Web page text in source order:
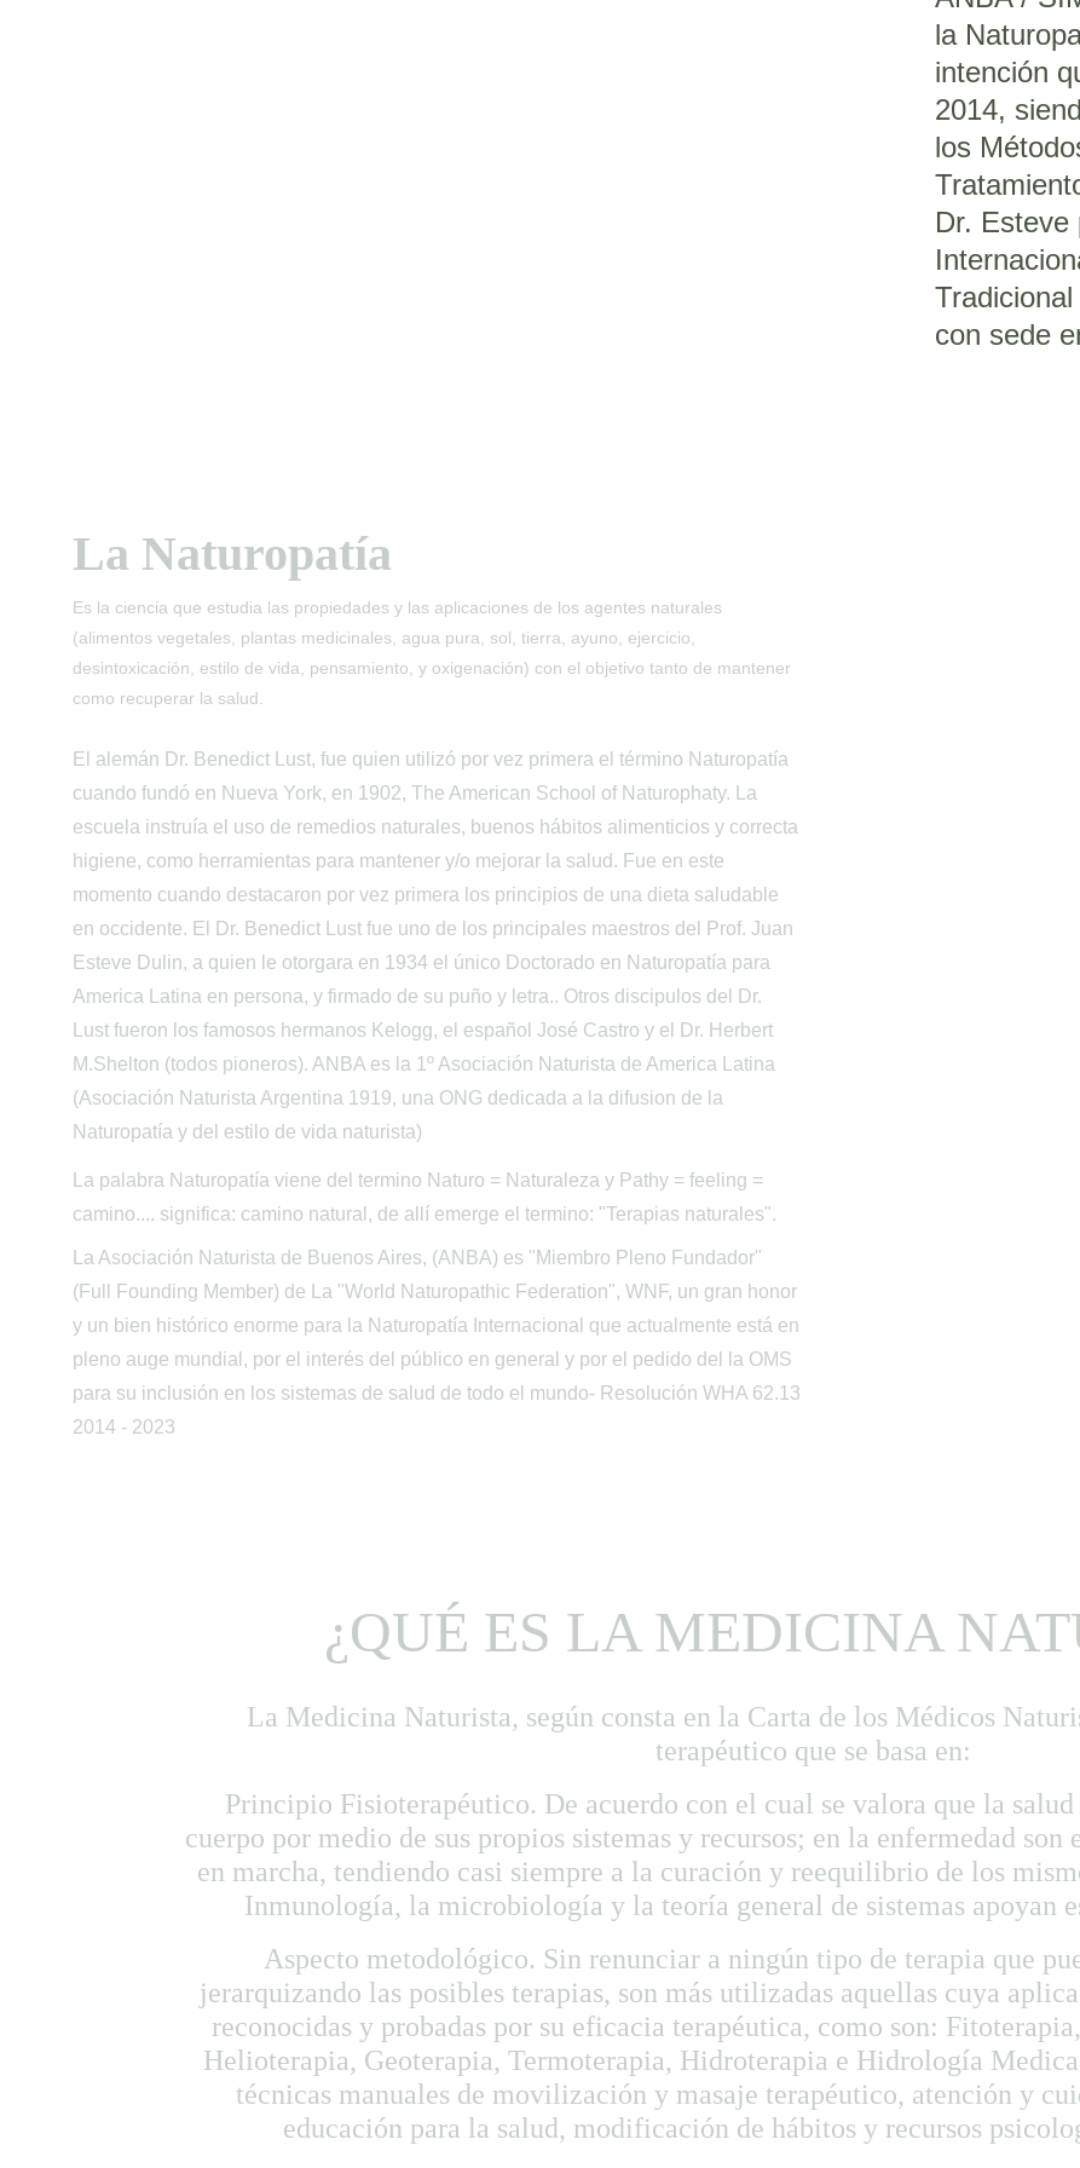
la
intención
2014,
los
Dr. Esteve
con sede
La Naturopatía
Es la ciencia que estudia las propiedades y las aplicaciones de los agentes naturales
(alimentos vegetales, plantas medicinales, agua pura, sol, tierra, ayuno, ejercicio,
desintoxicación, estilo de vida, pensamiento, y oxigenación) con el objetivo tanto de mantener
como recuperar la salud.
El alemán Dr. Benedict Lust, fue quien utilizó por vez primera el término Naturopatía
cuando fundó en Nueva York, en 1902, The American School of Naturophaty. La
escuela instruía el uso de remedios naturales, buenos hábitos alimenticios y correcta
higiene, como herramientas para mantener y/o mejorar la salud. Fue en este
momento cuando destacaron por vez primera los principios de una dieta saludable
en occidente. El Dr. Benedict Lust fue uno de los principales maestros del Prof. Juan
Esteve Dulin, a quien le otorgara en 1934 el único Doctorado en Naturopatía para
America Latina en persona, y firmado de su puño y letra.. Otros discipulos del Dr.
Lust fueron los famosos hermanos Kelogg, el español José Castro y el Dr. Herbert
M.Shelton (todos pioneros). ANBA es la 1º Asociación Naturista de America Latina
(Asociación Naturista Argentina 1919, una ONG dedicada a la difusion de la
Naturopatía y del estilo de vida naturista)
La palabra Naturopatía viene del termino Naturo = Naturaleza y Pathy = feeling =
camino.... significa: camino natural, de allí emerge el termino: "Terapias naturales".
La Asociación Naturista de Buenos Aires, (ANBA) es "Miembro Pleno Fundador"
(Full Founding Member) de La "World Naturopathic Federation", WNF, un gran honor
y un bien histórico enorme para la Naturopatía Internacional que actualmente está en
pleno auge mundial, por el interés del público en general y por el pedido del la OMS
para su inclusión en los sistemas de salud de todo el mundo- Resolución WHA 62.13
2014 - 2023
La Medicina Naturista, según consta en la Carta de los Médicos
terapéutico que se basa en:
Principio Fisioterapéutico. De acuerdo con el cual se valora que la
cuerpo por medio de sus propios sistemas y recursos; en la enfermedad son
en marcha, tendiendo casi siempre a la curación y reequilibrio de los
Inmunología, la microbiología y la teoría general de sistemas apoyan
Aspecto metodológico. Sin renunciar a ningún tipo de terapia que
jerarquizando las posibles terapias, son más utilizadas aquellas cuya
reconocidas y probadas por su eficacia terapéutica, como son:
Helioterapia, Geoterapia, Termoterapia, Hidroterapia e Hidrología
técnicas manuales de movilización y masaje terapéutico, atención y
educación para la salud, modificación de hábitos y recursos
¿QUÉ ES LA MEDICINA